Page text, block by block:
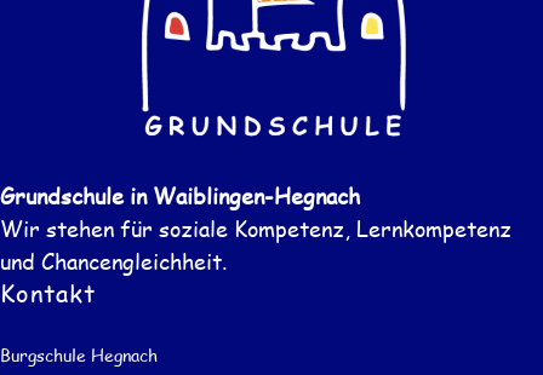
Grundschule in Waiblingen-Hegnach
Wir stehen für soziale Kompetenz, Lernkompetenz
und Chancengleichheit.
Kontakt
Burgschule Hegnach